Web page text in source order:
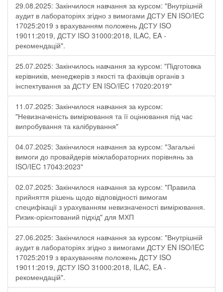
29.08.2025: Закінчилося навчання за курсом: "Внутрішній
аудит в лабораторіях згідно з вимогами ДСТУ EN ISO/IEC
17025:2019 з врахуванням положень ДСТУ ISO
19011:2019, ДСТУ ISO 31000:2018, ILAC, EA -
рекомендацій".
25.07.2025: Закінчилось навчання за курсом: "Підготовка
керівників, менеджерів з якості та фахівців органів з
інспектування за ДСТУ EN ISO/IEC 17020:2019"
11.07.2025: Закінчилося навчання за курсом:
"Невизначеність вимірювання та її оцінювання під час
випробування та калібрування"
04.07.2025: Закінчилося навчання за курсом: "Загальні
вимоги до провайдерів міжлабораторних порівнянь за
ISO/IEC 17043:2023"
02.07.2025: Закінчилося навчання за курсом: "Правила
прийняття рішень щодо відповідності вимогам
специфікації з урахуванням невизначеності вимірювання.
Ризик-орієнтований підхід" для МХП
27.06.2025: Закінчилося навчання за курсом: "Внутрішній
аудит в лабораторіях згідно з вимогами ДСТУ EN ISO/IEC
17025:2019 з врахуванням положень ДСТУ ISO
19011:2019, ДСТУ ISO 31000:2018, ILAC, EA -
рекомендацій".